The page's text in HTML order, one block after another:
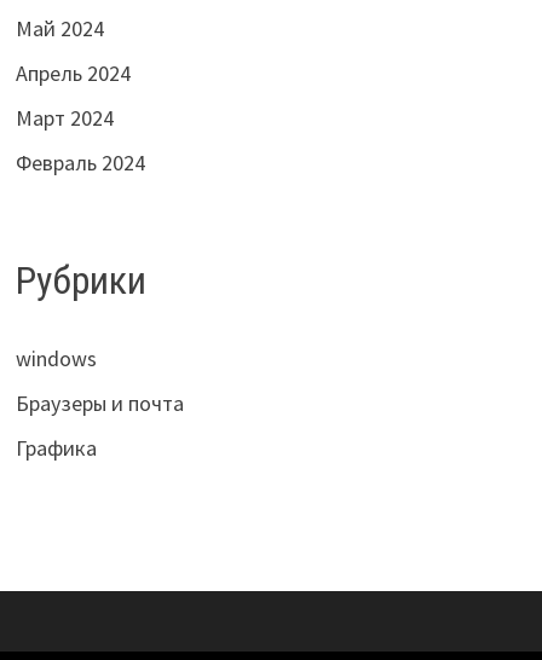
Май 2024
Апрель 2024
Март 2024
Февраль 2024
Рубрики
windows
Браузеры и почта
Графика